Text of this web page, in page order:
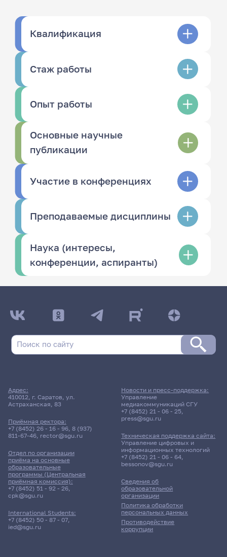
Квалификация
Стаж работы
Опыт работы
Основные научные
публикации
Участие в конференциях
Преподаваемые дисциплины
Наука (интересы,
конференции, аспиранты)
Адрес:
410012, г. Саратов, ул.
Астраханская, 83
Приёмная ректора:
+7 (8452) 26 - 16 - 96, 8 (937)
811-67-46, rector@sgu.ru
Отдел по организации
приёма на основные
образовательные
программы (Центральная
приёмная комиссия):
+7 (8452) 51 - 92 - 26,
cpk@sgu.ru
International Students:
+7 (8452) 50 - 87 - 07,
ied@sgu.ru
Сведения об
образовательной
организации
Политика обработки
персональных данных
Противодействие
коррупции
Новости и пресс-поддержка:
Управление
медиакоммуникаций СГУ
+7 (8452) 21 - 06 - 25,
press@sgu.ru
Техническая поддержка сайта:
Управление цифровых и
информационных технологий
+7 (8452) 21 - 06 - 64,
bessonov@sgu.ru